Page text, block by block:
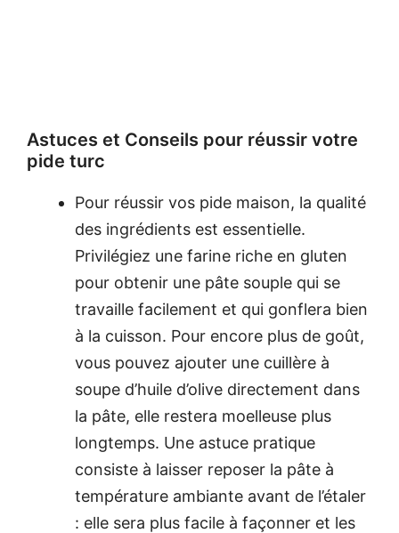
Astuces et Conseils pour réussir votre
pide turc
Pour réussir vos pide maison, la qualité
des ingrédients est essentielle.
Privilégiez une farine riche en gluten
pour obtenir une pâte souple qui se
travaille facilement et qui gonflera bien
à la cuisson. Pour encore plus de goût,
vous pouvez ajouter une cuillère à
soupe d’huile d’olive directement dans
la pâte, elle restera moelleuse plus
longtemps. Une astuce pratique
consiste à laisser reposer la pâte à
température ambiante avant de l’étaler
: elle sera plus facile à façonner et les